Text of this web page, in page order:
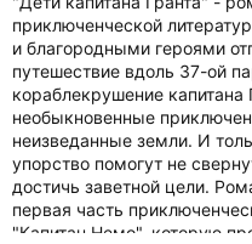
приключенческой
и благородными героями
путешествие вдоль 37-ой
кораблекрушение капитана
необыкновенные
неизведанные земли. И
упорство помогут не
достичь заветной цели.
первая часть
"Капитан Немо", которую